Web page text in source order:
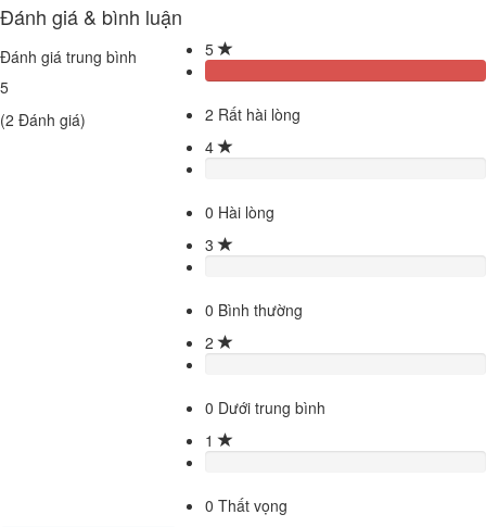
Đánh giá & bình luận
Đánh giá trung bình
5
(2 Đánh giá)
5
2 Rất hài lòng
4
0 Hài lòng
3
0 Bình thường
2
0 Dưới trung bình
1
0 Thất vọng